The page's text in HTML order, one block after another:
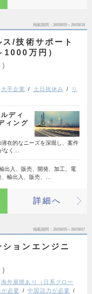
掲載期間 26/08/05～26/08/18
ス/技術サポート
万円）
大手企業 土日祝休み
リ
ディ
ィング
潜在的なニーズを深堀し、案件
なく…
出入、販売、開発、加工、電
輸出入、販売、…
詳細へ
掲載期間 26/08/05～26/09/07
ョンエンジニ
海外展開あり（日系グロー
が必要
中国語力が必要